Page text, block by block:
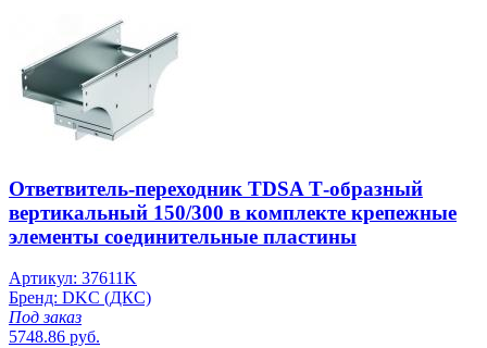
Ответвитель-переходник TDSA Т-образный
вертикальный 150/300 в комплекте крепежные
элементы соединительные пластины
Артикул: 37611K
Бренд: DKC (ДКС)
Под заказ
5748.86 руб.